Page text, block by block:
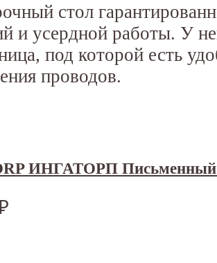
стол
и усердной работы. У
под которой есть
проводов.
ИНГАТОРП Письменный